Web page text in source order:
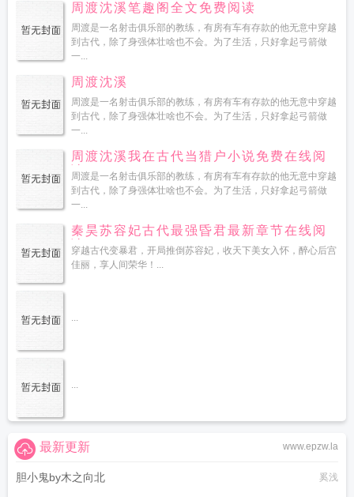
周渡沈溪笔趣阁全文免费阅读
周渡是一名射击俱乐部的教练，有房有车有存款的他无意中穿越
到古代，除了身强体壮啥也不会。为了生活，只好拿起弓箭做
一...
周渡沈溪
周渡是一名射击俱乐部的教练，有房有车有存款的他无意中穿越
到古代，除了身强体壮啥也不会。为了生活，只好拿起弓箭做
一...
周渡沈溪我在古代当猎户小说免费在线阅
读
周渡是一名射击俱乐部的教练，有房有车有存款的他无意中穿越
到古代，除了身强体壮啥也不会。为了生活，只好拿起弓箭做
一...
秦昊苏容妃古代最强昏君最新章节在线阅
读
穿越古代变暴君，开局推倒苏容妃，收天下美女入怀，醉心后宫
佳丽，享人间荣华！...
...
...
www.epzw.la
最新更新
胆小鬼by木之向北 奚浅